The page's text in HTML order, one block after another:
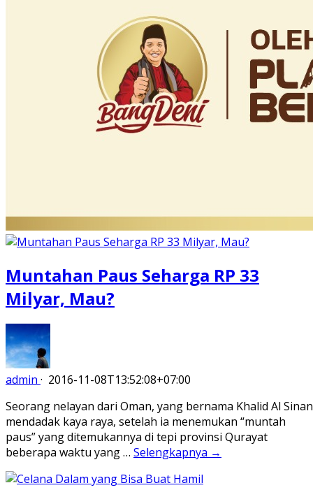
Muntahan Paus Seharga RP 33
Milyar, Mau?
admin · 2016-11-08T13:52:08+07:00
Seorang nelayan dari Oman, yang bernama Khalid Al
mendadak kaya raya, setelah ia menemukan “muntah
paus” yang ditemukannya di tepi provinsi Qurayat
beberapa waktu yang … Selengkapnya →